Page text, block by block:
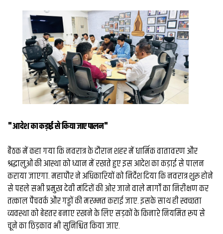
अंतरराष्ट्रीय
फैक्ट चेक
व्यापार
मौसम
देश
"आदेश का कड़ाई से किया जाए पालन"
बैठक में कहा गया कि नवरात्र के दौरान शहर में धार्मिक वातावरण और
श्रद्धालुओं की आस्था को ध्यान में रखते हुए इस आदेश का कड़ाई से पालन
कराया जाएगा. महापौर ने अधिकारियों को निर्देश दिया कि नवरात्र शुरू होने
से पहले सभी प्रमुख देवी मंदिरों की ओर जाने वाले मार्गों का निरीक्षण कर
तत्काल पैचवर्क और गड्ढों की मरम्मत कराई जाए. इसके साथ ही स्वच्छता
व्यवस्था को बेहतर बनाए रखने के लिए सड़कों के किनारे नियमित रूप से
चूने का छिड़काव भी सुनिश्चित किया जाए.